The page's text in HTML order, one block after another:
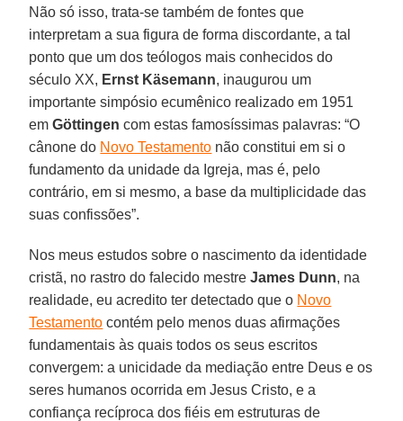
Não só isso, trata-se também de fontes que
interpretam a sua figura de forma discordante, a tal
ponto que um dos teólogos mais conhecidos do
século XX, Ernst Käsemann, inaugurou um
importante simpósio ecumênico realizado em 1951
emGöttingen com estas famosíssimas palavras: “O
cânone do Novo Testamento não constitui em si o
fundamento da unidade da Igreja, mas é, pelo
contrário, em si mesmo, a base da multiplicidade das
suas confissões”.
Nos meus estudos sobre o nascimento da identidade
cristã, no rastro do falecido mestreJames Dunn, na
realidade, eu acredito ter detectado que o Novo
Testamento contém pelo menos duas afirmações
fundamentais às quais todos os seus escritos
convergem: a unicidade da mediação entre Deus e os
seres humanos ocorrida em Jesus Cristo, e a
confiança recíproca dos fiéis em estruturas de